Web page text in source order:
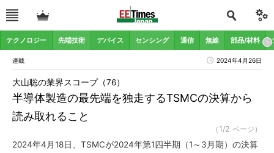
テクノロジー 先端技術 デバイス センシング 通信 無線 部品/材料
連載 2024年4月26日
半導体製造の最先端を独走するTSMCの決算から
読み取れること
大山聡の業界スコープ（76）
（1/2 ページ）
2024年4月18日、TSMCが2024年第1四半期（1～3月期）の決算